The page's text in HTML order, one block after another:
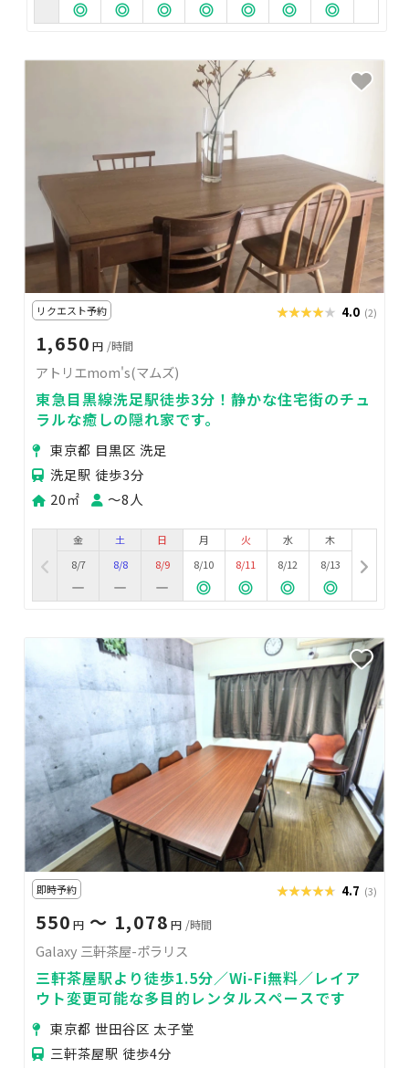
リクエスト予約 ★★★★★
★★★★★ 4.0 (2)
1,650 円 /時間
アトリエmom's(マムズ)
東急目黒線洗足駅徒歩3分！静かな住宅街のチュ
ラルな癒しの隠れ家です。
東京都 目黒区 洗足
洗足駅 徒歩3分
20㎡
〜8人
金
8/7
土
8/8
日
8/9
月
8/10
火
8/11
水
8/12
木
8/13
即時予約 ★★★★★
★★★★★ 4.7 (3)
550 円 〜 1,078 円 /時間
Galaxy 三軒茶屋-ポラリス
三軒茶屋駅より徒歩1.5分／Wi-Fi無料／レイア
ウト変更可能な多目的レンタルスペースです
東京都 世田谷区 太子堂
三軒茶屋駅 徒歩4分